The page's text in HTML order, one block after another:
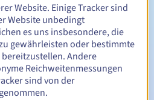
Zwischen 1 und 10 Jahren
Website. Einige Tracker sind
Website unbedingt
es uns insbesondere, die
gewährleisten oder bestimmte
Andere
Reichweitenmessungen
sind von der